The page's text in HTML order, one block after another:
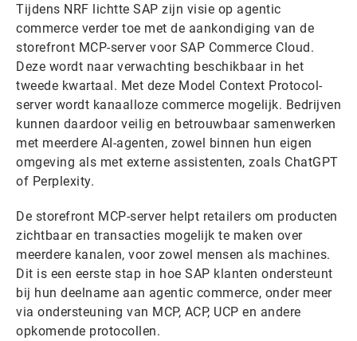
Tijdens NRF lichtte SAP zijn visie op agentic
commerce verder toe met de aankondiging van de
storefront MCP-server voor SAP Commerce Cloud.
Deze wordt naar verwachting beschikbaar in het
tweede kwartaal. Met deze Model Context Protocol-
server wordt kanaalloze commerce mogelijk. Bedrijven
kunnen daardoor veilig en betrouwbaar samenwerken
met meerdere AI-agenten, zowel binnen hun eigen
omgeving als met externe assistenten, zoals ChatGPT
of Perplexity.
De storefront MCP-server helpt retailers om producten
zichtbaar en transacties mogelijk te maken over
meerdere kanalen, voor zowel mensen als machines.
Dit is een eerste stap in hoe SAP klanten ondersteunt
bij hun deelname aan agentic commerce, onder meer
via ondersteuning van MCP, ACP, UCP en andere
opkomende protocollen.